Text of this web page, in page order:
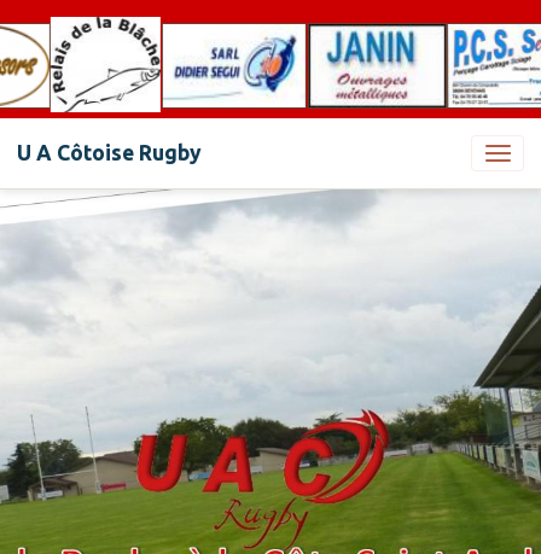
U A Côtoise Rugby